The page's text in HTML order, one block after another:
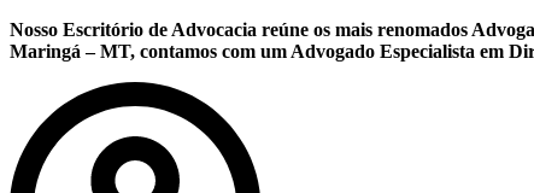
Nosso Escritório de Advocacia reúne os mais renomados
Maringá – MT, contamos com um Advogado Especialista em